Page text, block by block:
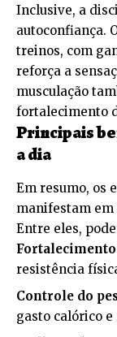
Inclusive, a
autoconfiança.
treinos, com
reforça a
musculação
fortalecimento
Principais
a dia
Em resumo, os
manifestam em
Entre eles,
resistência
Controle do
gasto calórico